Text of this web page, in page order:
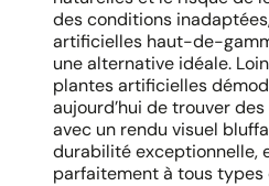
des conditions
artificielles haut-de-
une alternative idéale.
plantes artificielles
aujourd’hui de trouver
avec un rendu visuel
durabilité exceptionnelle,
parfaitement à tous types